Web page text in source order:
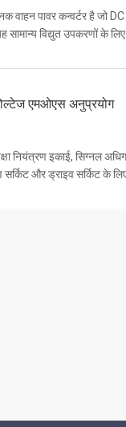
वाहन पावर कन्वर्टर है जो
विद्युत उपकरणों के
एमओएस अनुप्रयोग
नियंत्रण इकाई, सिग्नल
और ड्राइव सर्किट के